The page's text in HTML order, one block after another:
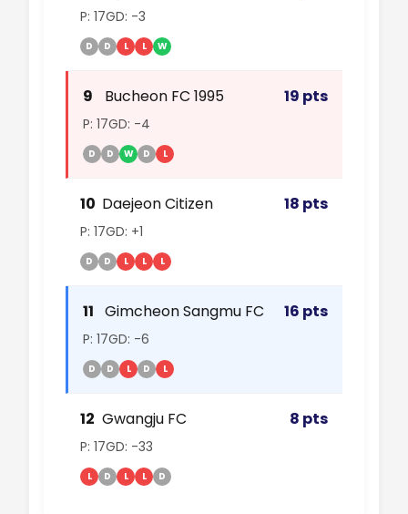
P: 17GD: -3
D D L L W
9 Bucheon FC 1995 19 pts
P: 17GD: -4
D D W D L
10 Daejeon Citizen 18 pts
P: 17GD: +1
D D L L L
11 Gimcheon Sangmu FC 16 pts
P: 17GD: -6
D D L D L
12 Gwangju FC 8 pts
P: 17GD: -33
L D L L D